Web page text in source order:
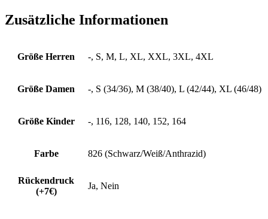
Zusätzliche Informationen
Größe Herren -, S, M, L, XL, XXL, 3XL, 4XL
Größe Damen -, S (34/36), M (38/40), L (42/44), XL (46/48)
Größe Kinder -, 116, 128, 140, 152, 164
Farbe 826 (Schwarz/Weiß/Anthrazid)
Rückendruck
(+7€)
Ja, Nein